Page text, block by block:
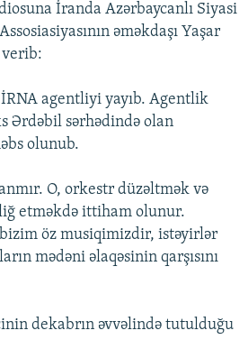
İranda Azərbaycanlı Siyasi
əməkdaşı Yaşar
agentliyi yayıb. Agentlik
Ərdəbil sərhədində olan
olunub.
O, orkestr düzəltmək və
etməkdə ittiham olunur.
öz musiqimizdir, istəyirlər
mədəni əlaqəsinin qarşısını
dekabrın əvvəlində tutulduğu